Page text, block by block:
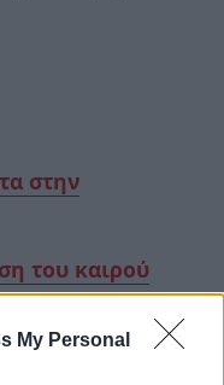
My Personal
στην
του καιρού
Γυμνάσια και